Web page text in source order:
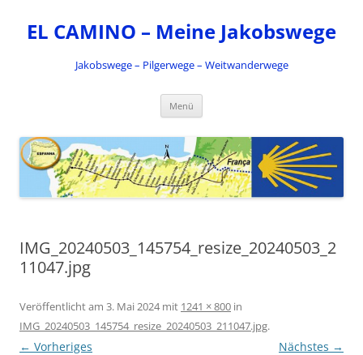
springen
EL CAMINO – Meine Jakobswege
Jakobswege – Pilgerwege – Weitwanderwege
Menü
IMG_20240503_145754_resize_20240503_2
11047.jpg
Veröffentlicht am 3. Mai 2024mit 1241 × 800 in
IMG_20240503_145754_resize_20240503_211047.jpg.
← Vorheriges Nächstes →